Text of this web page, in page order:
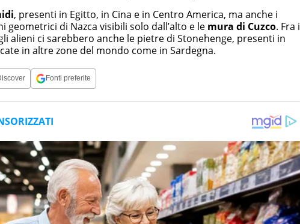
, presenti in Egitto, in Cina e in Centro America, ma anche i
geometrici di Nazca visibili solo dall’alto e le mura di Cuzco. Fra i
alieni ci sarebbero anche le pietre di Stonehenge, presenti in
in altre zone del mondo come in Sardegna.
Fonti preferite